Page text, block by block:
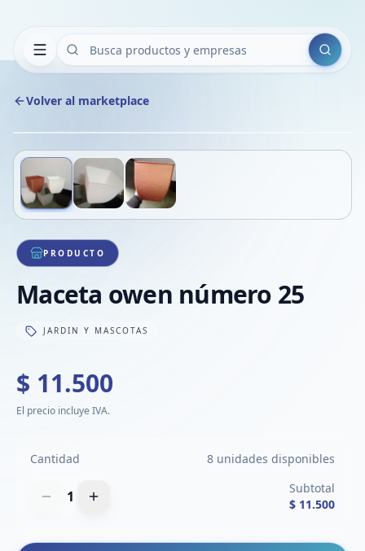
Buscar
Volver al marketplace
1/3
PRODUCTO
Maceta owen número 25
JARDIN Y MASCOTAS
$ 11.500
El precio incluye IVA.
Cantidad 8 unidades disponibles
1
Subtotal
$ 11.500